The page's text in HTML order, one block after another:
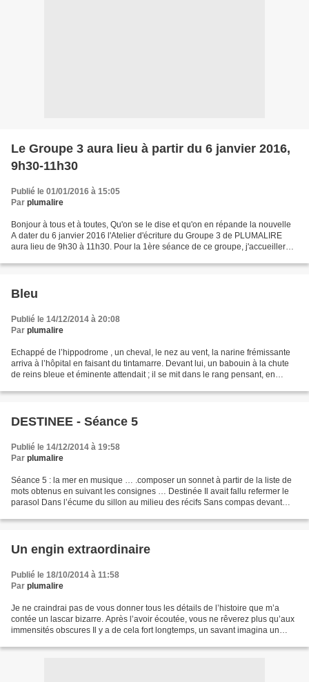
Le Groupe 3 aura lieu à partir du 6 janvier 2016,
9h30-11h30
Publié le 01/01/2016 à 15:05
Par plumalire
Bonjour à tous et à toutes, Qu'on se le dise et qu'on en répande la nouvelle
A dater du 6 janvier 2016 l'Atelier d'écriture du Groupe 3 de PLUMALIRE
aura lieu de 9h30 à 11h30. Pour la 1ère séance de ce groupe, j'accueillerai
Bleu
Publié le 14/12/2014 à 20:08
Par plumalire
Echappé de l’hippodrome , un cheval, le nez au vent, la narine frémissante
arriva à l’hôpital en faisant du tintamarre. Devant lui, un babouin à la chute
de reins bleue et éminente attendait ; il se mit dans le rang pensant, en
DESTINEE - Séance 5
Publié le 14/12/2014 à 19:58
Par plumalire
Séance 5 : la mer en musique … .composer un sonnet à partir de la liste de
mots obtenus en suivant les consignes … Destinée Il avait fallu refermer le
parasol Dans l’écume du sillon au milieu des récifs Sans compas devant
Un engin extraordinaire
Publié le 18/10/2014 à 11:58
Par plumalire
Je ne craindrai pas de vous donner tous les détails de l’histoire que m’a
contée un lascar bizarre. Après l’avoir écoutée, vous ne rêverez plus qu’aux
immensités obscures Il y a de cela fort longtemps, un savant imagina un